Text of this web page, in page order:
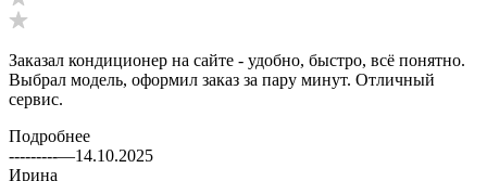
Заказал кондиционер на сайте - удобно, быстро, всё понятно.
Выбрал модель, оформил заказ за пару минут. Отличный
сервис.
Подробнее
---------—14.10.2025
Ирина